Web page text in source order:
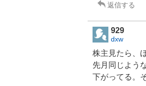
返信する
929
dxw
株主見たら、
先月同じよう
下がってる。